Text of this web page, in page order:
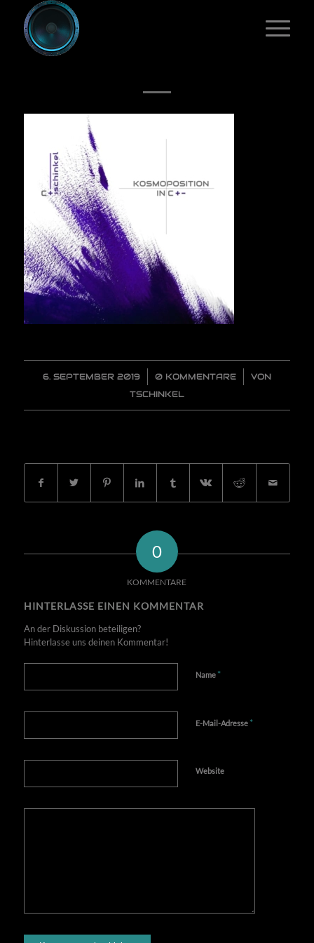
6. SEPTEMBER 2019
/ 0 KOMMENTARE
/
VON
TSCHINKEL
0
KOMMENTARE
HINTERLASSE EINEN KOMMENTAR
An der Diskussion beteiligen?
Hinterlasse uns deinen Kommentar!
Name *
E-Mail-Adresse *
Website